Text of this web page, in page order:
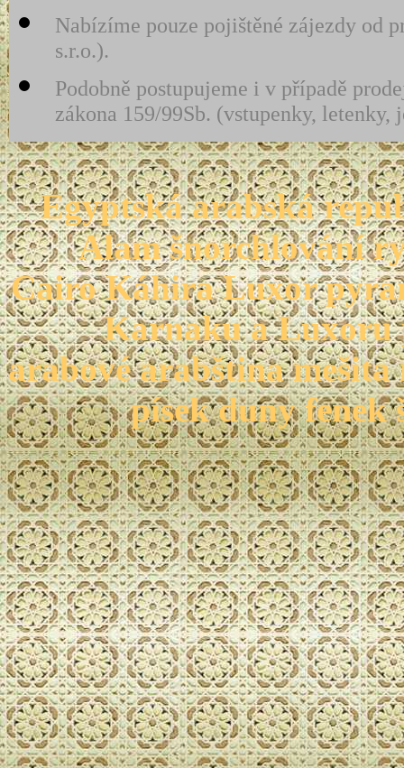
Nabízíme pouze pojištěné zájezdy od
s.r.o.).
Podobně postupujeme i v případě
zákona 159/99Sb. (vstupenky,
Egyptská arabská
Alam šnorchlování
Cairo Káhira Luxor
Karnaku a
arabové arabština
písek duny fenek